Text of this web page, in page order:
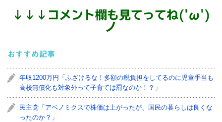
↓ ↓ ↓ コメント欄も見てってね('ω')
ノ
おすすめ記事
年収1200万円「ふざけるな！多額の税負担をしてるのに児童手当も
高校無償化も対象外って子育ては罰なのか！？」
民主党「アベノミクスで株価は上がったが、国民の暮らしは良くな
ったのか？」